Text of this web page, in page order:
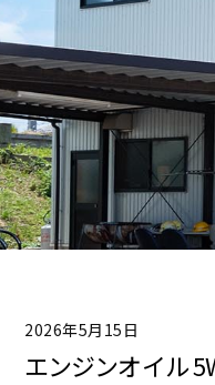
2026年5月15日
エンジンオイル